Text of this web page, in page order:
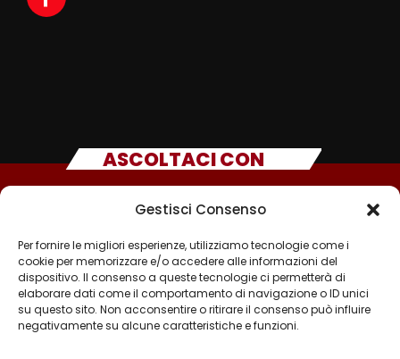
Gestisci Consenso
Per fornire le migliori esperienze, utilizziamo tecnologie come i
cookie per memorizzare e/o accedere alle informazioni del
dispositivo. Il consenso a queste tecnologie ci permetterà di
elaborare dati come il comportamento di navigazione o ID unici
su questo sito. Non acconsentire o ritirare il consenso può influire
negativamente su alcune caratteristiche e funzioni.
ASCOLTACI CON